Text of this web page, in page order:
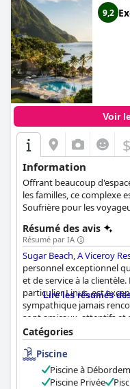
9,2
Voir
$
Information
Offrant beaucoup
les familles, ce complexe
Soufrière pour les
Résumé des avis
Résumé par IA
Sugar Beach, A Viceroy
personnel exceptionnel
et de service à la
particulier Linus, est
sympathique jamais
sont amicaux, attentifs et
Bien que certains clients
désorganisation et de
premier jour, les
attentifs. Dans
pour son incroyable
Lire les résumés
Catégories
Piscine
Piscine à
Piscine Privée